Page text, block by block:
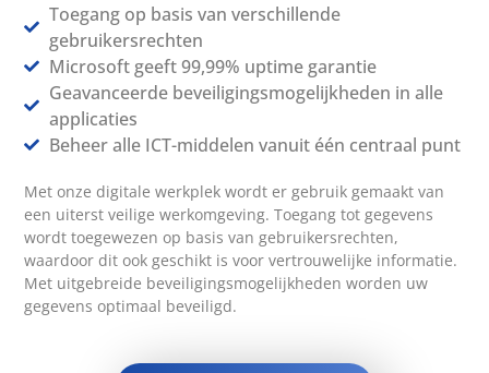
Toegang op basis van verschillende
gebruikersrechten
Microsoft geeft 99,99% uptime garantie
Geavanceerde beveiligingsmogelijkheden in alle
applicaties
Beheer alle ICT-middelen vanuit één centraal punt
Met onze digitale werkplek wordt er gebruik gemaakt van
een uiterst veilige werkomgeving. Toegang tot gegevens
wordt toegewezen op basis van gebruikersrechten,
waardoor dit ook geschikt is voor vertrouwelijke informatie.
Met uitgebreide beveiligingsmogelijkheden worden uw
gegevens optimaal beveiligd.